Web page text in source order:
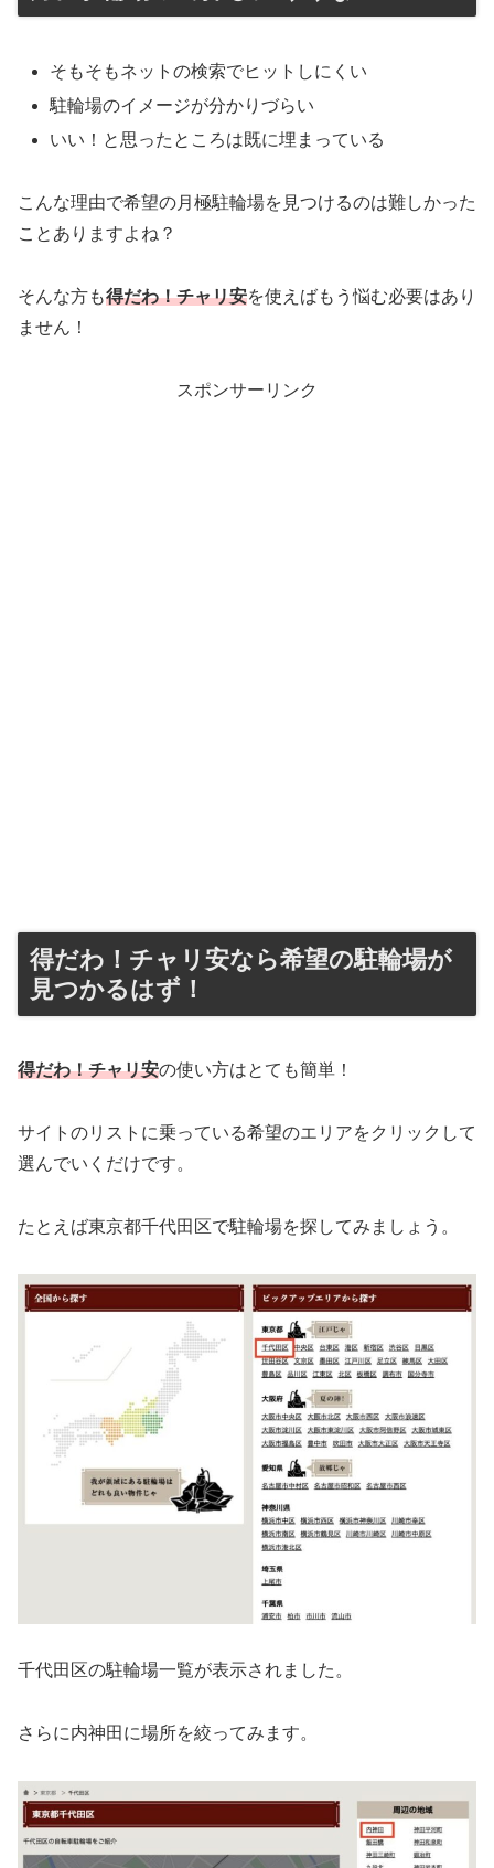
そもそもネットの検索でヒットしにくい
駐輪場のイメージが分かりづらい
いい！と思ったところは既に埋まっている
こんな理由で希望の月極駐輪場を見つけるのは難しかった
ことありますよね？
そんな方も得だわ！チャリ安を使えばもう悩む必要はあり
ません！
スポンサーリンク
得だわ！チャリ安なら希望の駐輪場が
見つかるはず！
得だわ！チャリ安の使い方はとても簡単！
サイトのリストに乗っている希望のエリアをクリックして
選んでいくだけです。
たとえば東京都千代田区で駐輪場を探してみましょう。
千代田区の駐輪場一覧が表示されました。
さらに内神田に場所を絞ってみます。